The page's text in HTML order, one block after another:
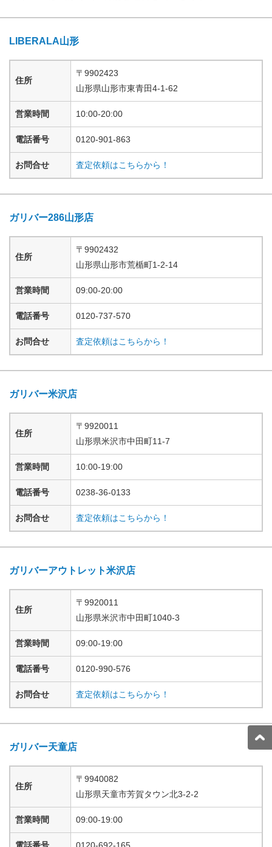
LIBERALA山形
住所
〒 9902423
山形県山形市東青田4-1-62
営業時間 10:00-20:00
電話番号 0120-901-863
お問合せ 査定依頼はこちらから！
ガリバー286山形店
住所
〒 9902432
山形県山形市荒楯町1-2-14
営業時間 09:00-20:00
電話番号 0120-737-570
お問合せ 査定依頼はこちらから！
ガリバー米沢店
住所
〒 9920011
山形県米沢市中田町11-7
営業時間 10:00-19:00
電話番号 0238-36-0133
お問合せ 査定依頼はこちらから！
ガリバーアウトレット米沢店
住所
〒 9920011
山形県米沢市中田町1040-3
営業時間 09:00-19:00
電話番号 0120-990-576
お問合せ 査定依頼はこちらから！
ガリバー天童店
住所
〒 9940082
山形県天童市芳賀タウン北3-2-2
営業時間 09:00-19:00